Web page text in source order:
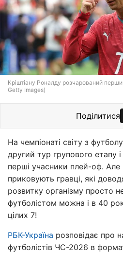
Кріштіану Роналду розчарований
Getty Images)
Поділитися
На чемпіонаті світу з
другий тур групового етапу
перші учасники плей-оф. Але
приковують гравці, які
розвитку організму просто
футболістом можна і в 40
цілих 7!
РБК-Україна розповідає про
футболістів ЧС-2026 в